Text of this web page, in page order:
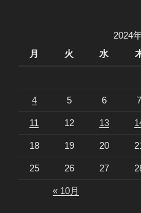
2024
月
火 水
4 5 6 7
11 12 13
18 19 20
25 26 27
« 10月